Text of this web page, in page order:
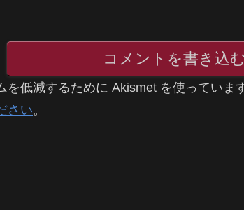
コメントを書き込む
を低減するために Akismet を使っています
さい。